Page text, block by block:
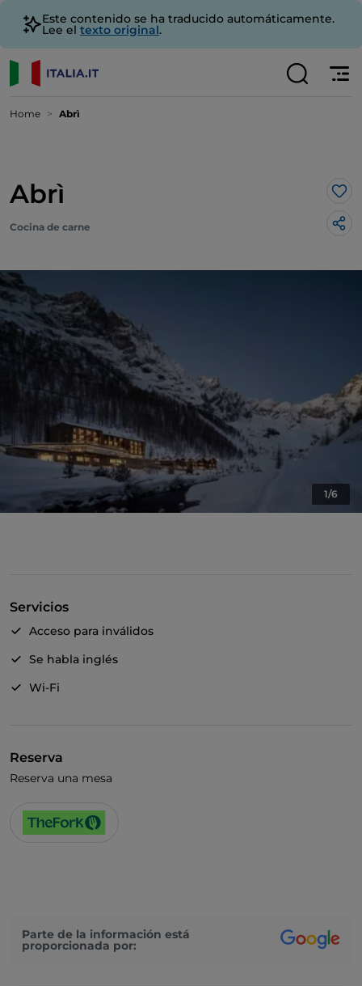
Este contenido se ha traducido automáticamente.
Lee el texto original.
Home Abrì
Abrì Me
Cocina de carne
1/6
Servicios
Acceso para inválidos
Se habla inglés
Wi-Fi
Reserva
Reserva una mesa
Parte de la información está
proporcionada por: